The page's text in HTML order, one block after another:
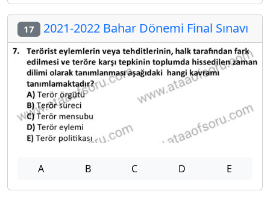
17 2021-2022 Bahar Dönemi Final Sınavı
A B C D E